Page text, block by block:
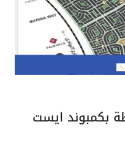
بكمبوند ايست